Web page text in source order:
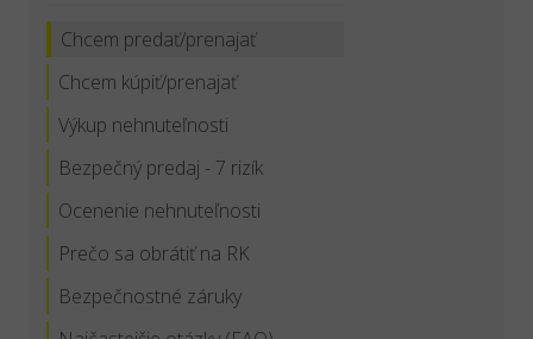
Chcem predať/prenajať
Chcem kúpiť/prenajať
Výkup nehnuteľnosti
Bezpečný predaj - 7 rizík
Ocenenie nehnuteľnosti
Prečo sa obrátiť na RK
Bezpečnostné záruky